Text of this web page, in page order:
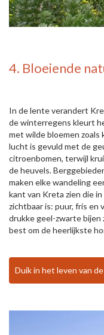
4. Bloeiende
In de lente verandert
de winterregens kleurt
met wilde bloemen zoals
lucht is gevuld met de
citroenbomen, terwijl
de heuvels.
maken elke wandeling
kant van Kreta zien die
zichtbaar is: puur, fris en
drukke geel-zwarte
best om de heerlijkste
Duik in het leven van